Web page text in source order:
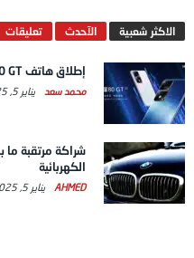
الاكثر شعبية الآحدث تعليقات
إطلاق هاتف Honor 80 GT وجهاز لوحي جديد
محمد سعد يناير 5, 2025
شراكة مرتقبة ما
الكهربائية
AHMED يناير 5, 2025